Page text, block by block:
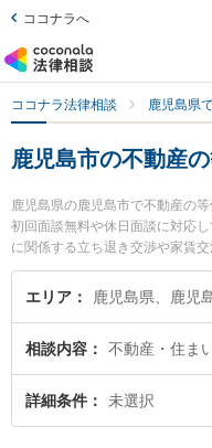
ココナラへ
ココナラ法律相談 鹿児島県
鹿児島市の不動産
鹿児島県の鹿児島市で不動産の
初回面談無料や休日面談に対応
に関係する立ち退き交渉や家賃
込み検索もでき便利です。特に
事務所の樋口 翔馬弁護士、上山
の等価交換のトラブル解決の実
談無料で不動産の等価交換を法
たい』などでお困りの相談者さん
エリア 鹿児島県、鹿児
相談内容 不動産・住ま
詳細条件 未選択